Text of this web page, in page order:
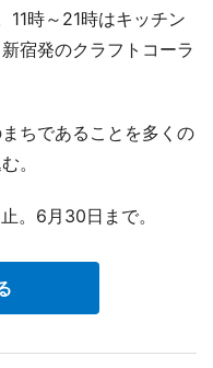
11時～21時はキッチン
宿発のクラフトコーラ
ちであることを多くの
。
。6月30日まで。